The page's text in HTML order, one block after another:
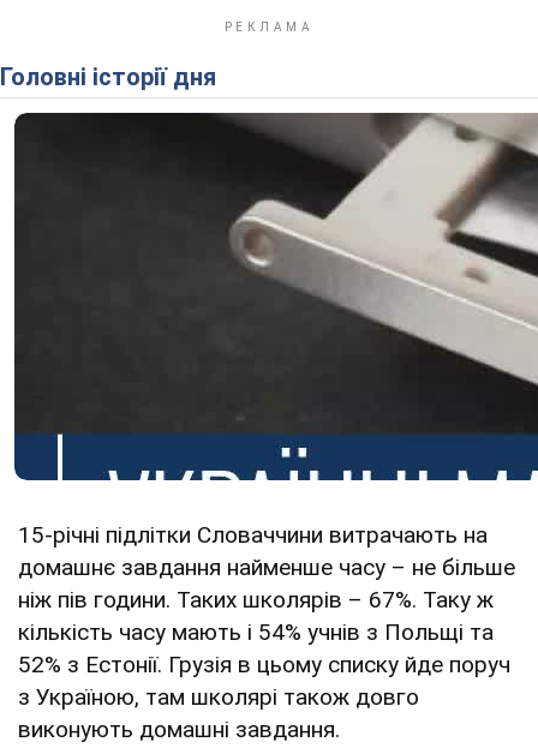
Головні історії дня
15-річні підлітки Словаччини витрачають на
домашнє завдання найменше часу – не більше
ніж пів години. Таких школярів – 67%. Таку ж
кількість часу мають і 54% учнів з Польщі та
52% з Естонії. Грузія в цьому списку йде поруч
з Україною, там школярі також довго
виконують домашні завдання.